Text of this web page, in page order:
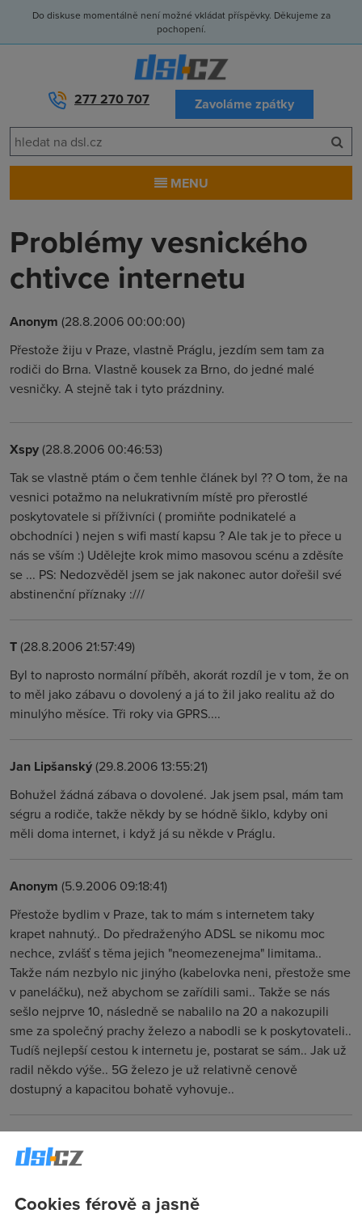
Do diskuse momentálně není možné vkládat příspěvky. Děkujeme za
pochopení.
277 270 707 Zavoláme zpátky
MENU
Problémy vesnického
chtivce internetu
Anonym (28.8.2006 00:00:00)
Přestože žiju v Praze, vlastně Práglu, jezdím sem tam za
rodiči do Brna. Vlastně kousek za Brno, do jedné malé
vesničky. A stejně tak i tyto prázdniny.
Xspy(28.8.2006 00:46:53)
Tak se vlastně ptám o čem tenhle článek byl ?? O tom, že na
vesnici potažmo na nelukrativním místě pro přerostlé
poskytovatele si příživníci ( promiňte podnikatelé a
obchodníci ) nejen s wifi mastí kapsu ? Ale tak je to přece u
nás se vším :) Udělejte krok mimo masovou scénu a zděsíte
se ... PS: Nedozvěděl jsem se jak nakonec autor dořešil své
abstinenční příznaky :///
T(28.8.2006 21:57:49)
Byl to naprosto normální příběh, akorát rozdíl je v tom, že on
to měl jako zábavu o dovolený a já to žil jako realitu až do
minulýho měsíce. Tři roky via GPRS....
Jan Lipšanský(29.8.2006 13:55:21)
Bohužel žádná zábava o dovolené. Jak jsem psal, mám tam
ségru a rodiče, takže někdy by se hódně šiklo, kdyby oni
měli doma internet, i když já su někde v Práglu.
Anonym (5.9.2006 09:18:41)
Přestože bydlim v Praze, tak to mám s internetem taky
krapet nahnutý.. Do předraženýho ADSL se nikomu moc
nechce, zvlášť s těma jejich "neomezenejma" limitama..
Takže nám nezbylo nic jinýho (kabelovka neni, přestože sme
v paneláčku), než abychom se zařídili sami.. Takže se nás
sešlo nejprve 10, následně se nabalilo na 20 a nakozupili
sme za společný prachy železo a nabodli se k poskytovateli..
Tudíš nejlepší cestou k internetu je, postarat se sám.. Jak už
radil někdo výše.. 5G železo je už relativně cenově
dostupný a kapacitou bohatě vyhovuje..
Vse je v lidech a tem se vecinou nechce nic delat pro druhe.
Ponetovice, Podolí, Kobylnice, Blazovice a Prace je mozne
Cookies férově a jasně